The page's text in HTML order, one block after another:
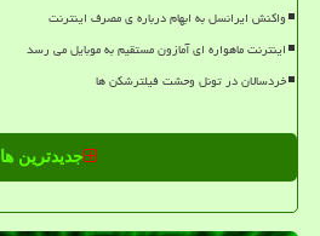
واکنش ایرانسل به ابهام درباره ی مصرف اینترنت
اینترنت ماهواره ای آمازون مستقیم به موبایل می رسد
خردسالان در تونل وحشت فیلترشکن ها
جدیدترین ها